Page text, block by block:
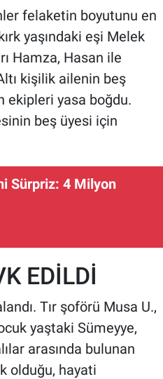
felaketin boyutunu en
yaşındaki eşi Melek
Hamza, Hasan ile
kişilik ailenin beş
ekipleri yasa boğdu.
beş üyesi için
Sürpriz: 4 Milyon
EDİLDİ
Tır şoförü Musa U.,
yaştaki Sümeyye,
arasında bulunan
olduğu, hayati